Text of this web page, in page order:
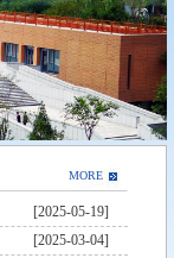
MORE
[2025-05-19]
[2025-03-04]